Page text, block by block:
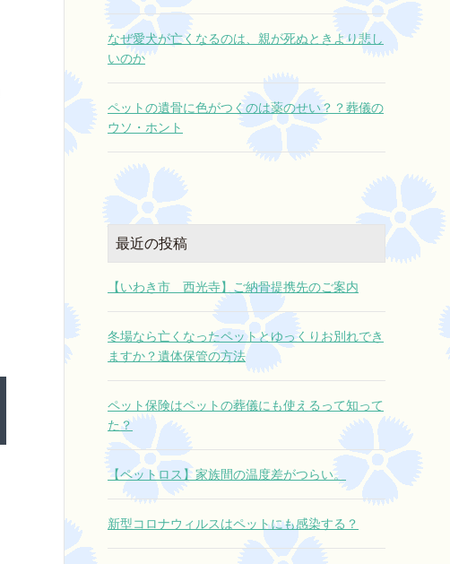
なぜ愛犬が亡くなるのは、親が死ぬときより悲し
いのか
ペットの遺骨に色がつくのは薬のせい？？葬儀の
ウソ・ホント
最近の投稿
【いわき市 西光寺】ご納骨提携先のご案内
冬場なら亡くなったペットとゆっくりお別れでき
ますか？遺体保管の方法
ペット保険はペットの葬儀にも使えるって知って
た？
【ペットロス】家族間の温度差がつらい。
新型コロナウィルスはペットにも感染する？